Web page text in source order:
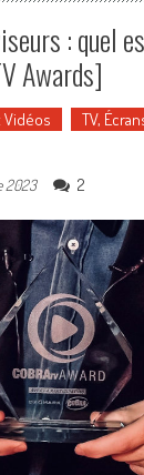
: quel
Awards]
TV,
2023 2